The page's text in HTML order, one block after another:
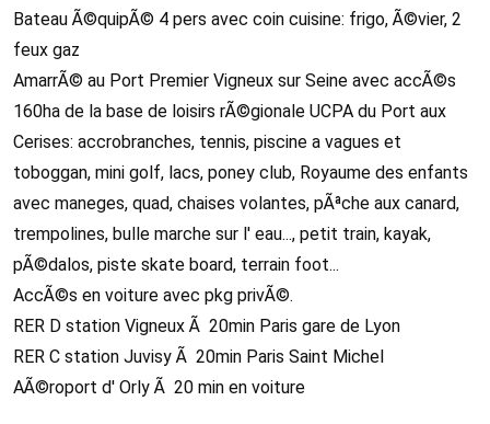
Bateau Ã©quipÃ© 4 pers avec coin cuisine: frigo, Ã©vier, 2
feux gaz
AmarrÃ© au Port Premier Vigneux sur Seine avec accÃ©s
160ha de la base de loisirs rÃ©gionale UCPA du Port aux
Cerises: accrobranches, tennis, piscine a vagues et
toboggan, mini golf, lacs, poney club, Royaume des enfants
avec maneges, quad, chaises volantes, pÃªche aux canard,
trempolines, bulle marche sur l' eau..., petit train, kayak,
pÃ©dalos, piste skate board, terrain foot...
AccÃ©s en voiture avec pkg privÃ©.
RER D station Vigneux Ã 20min Paris gare de Lyon
RER C station Juvisy Ã 20min Paris Saint Michel
AÃ©roport d' Orly Ã 20 min en voiture